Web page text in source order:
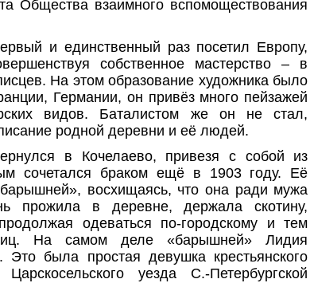
Общества взаимного вспомоществования
и единственный раз посетил Европу,
собственное мастерство – в
На этом образование художника было
Германии, он привёз много пейзажей
видов. Баталистом же он не стал,
родной деревни и её людей.
в Кочелаево, привезя с собой из
сочетался браком ещё в 1903 году. Её
восхищаясь, что она ради мужа
прожила в деревне, держала скотину,
одеваться по-городскому и тем
На самом деле «барышней» Лидия
была простая девушка крестьянского
уезда С.-Петербургской